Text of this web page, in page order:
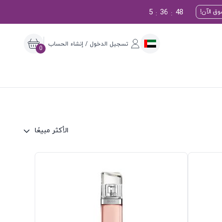
الآن! 47
:
36
:
5
تسجيل الدخول / إنشاء الحساب
0
الأكثر مبيعًا